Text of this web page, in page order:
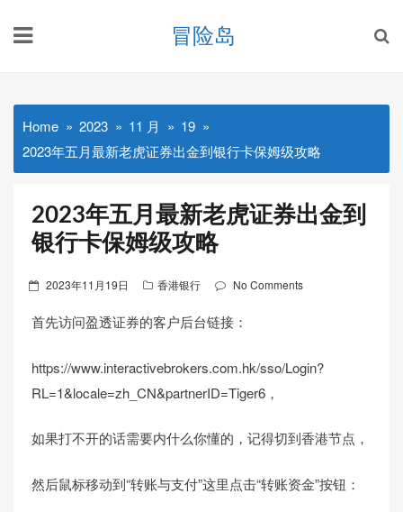
冒险岛
Home 2023 11 月
19
2023年五月最新老虎证券出金到银行卡保姆级攻略
2023年五月最新老虎证券出金到
银行卡保姆级攻略
Posted
2023年11月19日 香港银行 No Comments
首先访问盈透证券的客户后台链接：
https://www.interactivebrokers.com.hk/sso/Login?
RL=1&locale=zh_CN&partnerID=Tiger6，
如果打不开的话需要内什么你懂的，记得切到香港节点，
然后鼠标移动到“转账与支付”这里点击“转账资金”按钮：